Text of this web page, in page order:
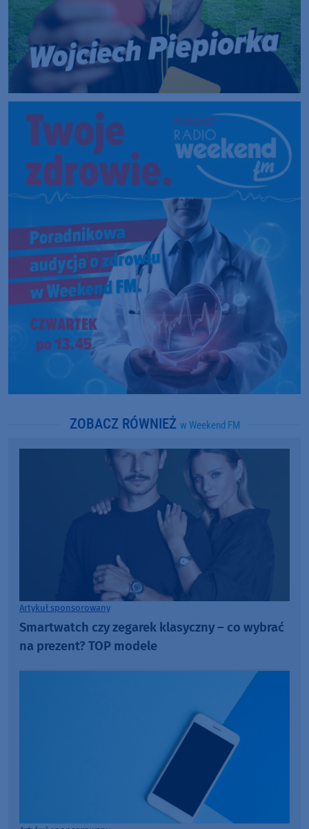
ZOBACZ RÓWNIEŻ w Weekend FM
Artykuł sponsorowany
Smartwatch czy zegarek klasyczny – co wybrać
na prezent? TOP modele